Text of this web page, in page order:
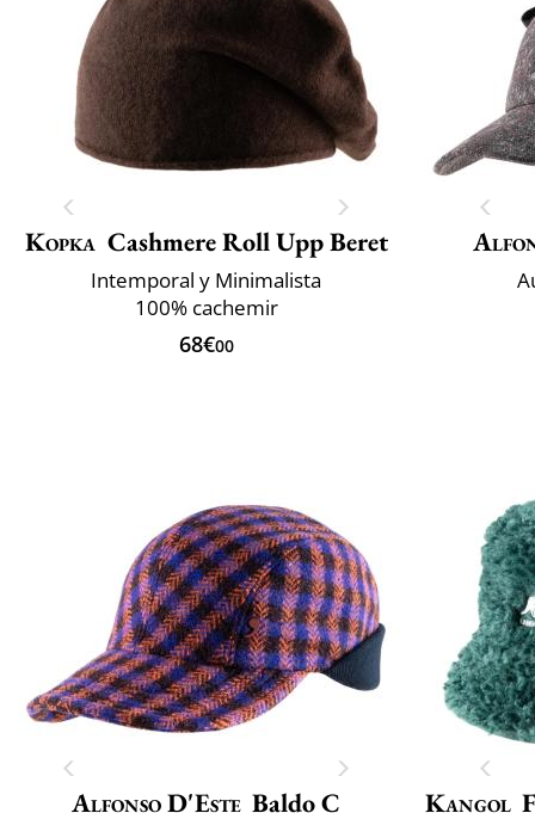
Kopka Cashmere Roll Upp Beret
Intemporal y Minimalista
100% cachemir
68€00
Alfonso D'Este Baldo C Kangol